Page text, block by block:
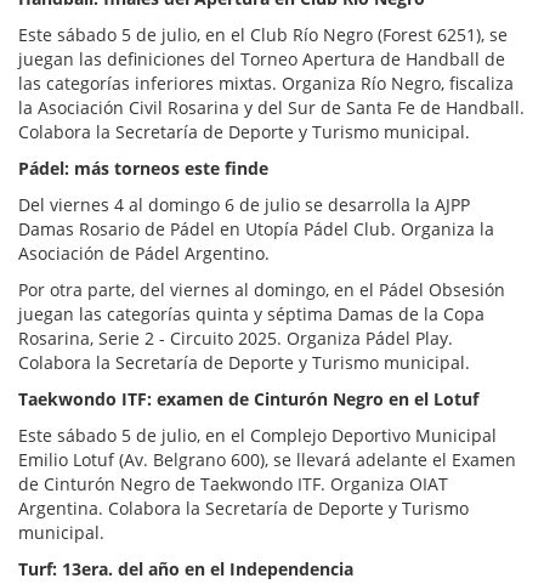
Este sábado 5 de julio, en el Club Río Negro (Forest 6251), se
juegan las definiciones del Torneo Apertura de Handball de
las categorías inferiores mixtas. Organiza Río Negro, fiscaliza
la Asociación Civil Rosarina y del Sur de Santa Fe de Handball.
Colabora la Secretaría de Deporte y Turismo municipal.
Pádel: más torneos este finde
Del viernes 4 al domingo 6 de julio se desarrolla la AJPP
Damas Rosario de Pádel en Utopía Pádel Club. Organiza la
Asociación de Pádel Argentino.
Por otra parte, del viernes al domingo, en el Pádel Obsesión
juegan las categorías quinta y séptima Damas de la Copa
Rosarina, Serie 2 - Circuito 2025. Organiza Pádel Play.
Colabora la Secretaría de Deporte y Turismo municipal.
Taekwondo ITF: examen de Cinturón Negro en el Lotuf
Este sábado 5 de julio, en el Complejo Deportivo Municipal
Emilio Lotuf (Av. Belgrano 600), se llevará adelante el Examen
de Cinturón Negro de Taekwondo ITF. Organiza OIAT
Argentina. Colabora la Secretaría de Deporte y Turismo
municipal.
Turf: 13era. del año en el Independencia